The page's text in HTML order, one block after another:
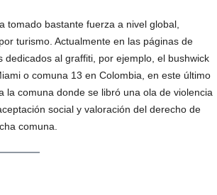
tomado bastante fuerza a nivel global,
turismo. Actualmente en las páginas de
al graffiti, por ejemplo, el bushwick
o comuna 13 en Colombia, en este último
comuna donde se libró una ola de violencia
social y valoración del derecho de
comuna.